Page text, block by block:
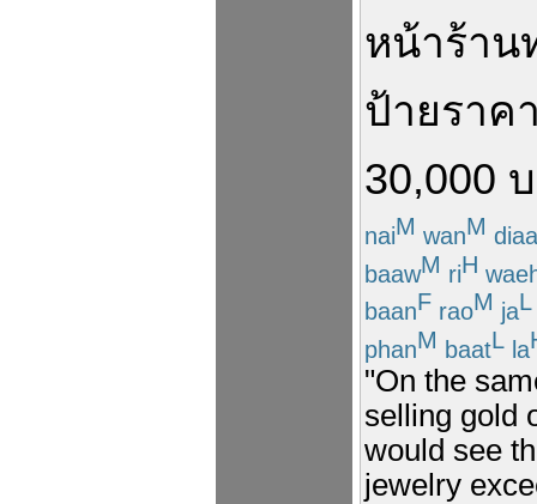
หน้าร้าน
ป้ายราค
30,000
naiM wanM
baawM riH
baanF raoM jaL
phanM baatL la
"On the
selling gold
would see
jewelry